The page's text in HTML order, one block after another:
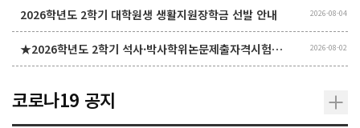
2026학년도 2학기 대학원생 생활지원장학금 선발 안내 2026-08-04
★2026학년도 2학기 석사·박사학위논문제출자격시험 시행 계획 알림★ 2026-08-02
코로나19 공지